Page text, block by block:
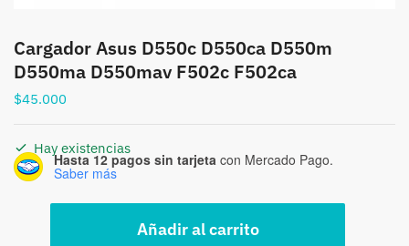
Cargador Asus D550c D550ca D550m
D550ma D550mav F502c F502ca
$45.000
Hay existencias
Hasta 12 pagos sin tarjeta con Mercado Pago.
Saber más
Añadir al carrito